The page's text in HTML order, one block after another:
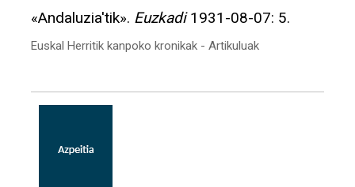
«Andaluzia'tik». Euzkadi1931-08-07: 5.
Euskal Herritik kanpoko kronikak - Artikuluak